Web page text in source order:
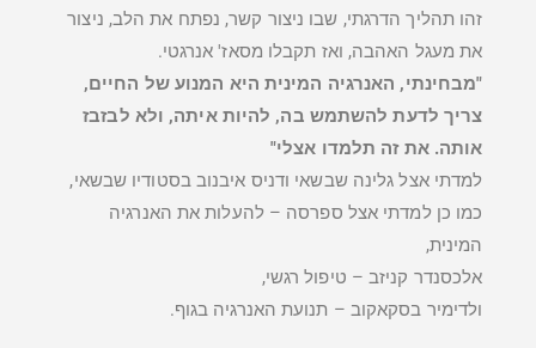
זהו תהליך הדרגתי, שבו ניצור קשר, נפתח את הלב, ניצור
את מעגל האהבה, ואז תקבלו מסאז' אנרגטי.
"מבחינתי, האנרגיה המינית היא המנוע של החיים,
צריך לדעת להשתמש בה, להיות איתה, ולא לבזבז
אותה. את זה תלמדו אצלי"
למדתי אצל גלינה שבשאי ודניס איבנוב בסטודיו שבשאי,
כמו כן למדתי אצל ספרסה – להעלות את האנרגיה
המינית,
אלכסנדר קניזב – טיפול רגשי,
ולדימיר בסקאקוב – תנועת האנרגיה בגוף.